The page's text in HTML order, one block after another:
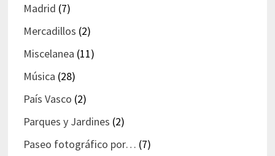
Madrid (7)
Mercadillos (2)
Miscelanea (11)
Música (28)
País Vasco (2)
Parques y Jardines (2)
Paseo fotográfico por… (7)